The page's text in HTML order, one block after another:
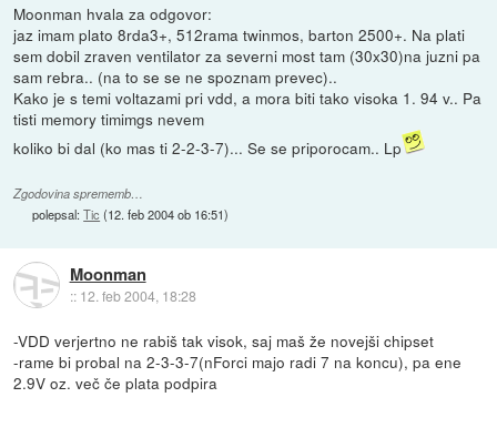
Moonman hvala za odgovor:
jaz imam plato 8rda3+, 512rama twinmos, barton 2500+. Na plati
sem dobil zraven ventilator za severni most tam (30x30)na juzni pa
sam rebra.. (na to se se ne spoznam prevec)..
Kako je s temi voltazami pri vdd, a mora biti tako visoka 1. 94 v.. Pa
tisti memory timimgs nevem
koliko bi dal (ko mas ti 2-2-3-7)... Se se priporocam.. Lp
Zgodovina sprememb…
polepsal:Tic (12. feb 2004 ob 16:51)
Moonman
:: 12. feb 2004, 18:28
-VDD verjertno ne rabiš tak visok, saj maš že novejši chipset
-rame bi probal na 2-3-3-7(nForci majo radi 7 na koncu), pa ene
2.9V oz. več če plata podpira